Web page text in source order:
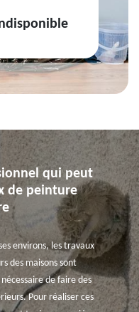
qui peut
de peinture
environs, les travaux
des maisons sont
de faire des
Pour réaliser ces